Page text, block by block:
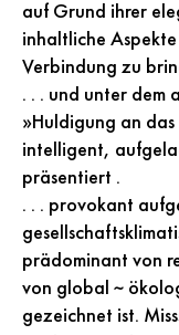
auf Grund ihrer
inhaltliche
Verbindung zu
. . . und unter dem
»Huldigung an
intelligent,
präsentiert .
. . . provokant
prädominant von
von global ~
gezeichnet ist.